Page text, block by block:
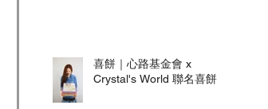
喜餅｜心路基金會 x
Crystal's World 聯名喜餅